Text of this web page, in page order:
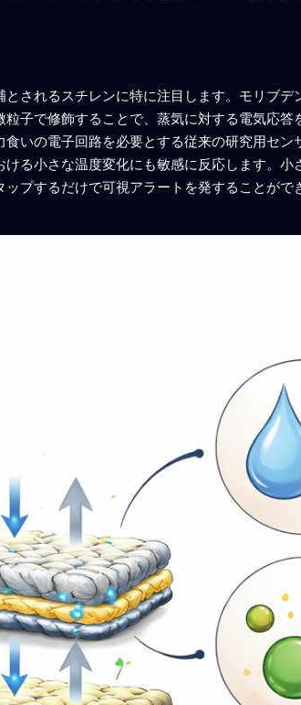
されるスチレンに特に注目します。モリブデ
子で修飾することで、蒸気に対する電気応答
いの電子回路を必要とする従来の研究用セン
る小さな温度変化にも敏感に反応します。小
プするだけで可視アラートを発することがで